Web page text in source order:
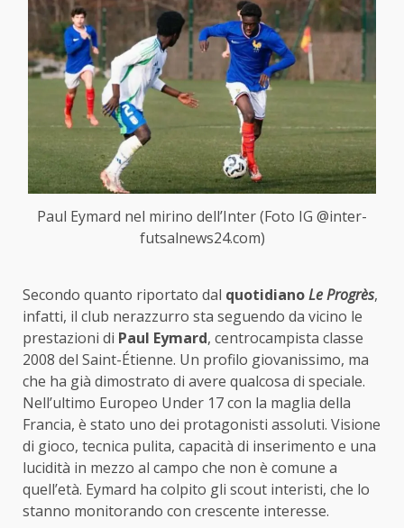
Paul Eymard nel mirino dell’Inter (Foto IG @inter-
futsalnews24.com)
Secondo quanto riportato dal quotidianoLe Progrès,
infatti, il club nerazzurro sta seguendo da vicino le
prestazioni di Paul Eymard, centrocampista classe
2008 del Saint-Étienne. Un profilo giovanissimo, ma
che ha già dimostrato di avere qualcosa di speciale.
Nell’ultimo Europeo Under 17 con la maglia della
Francia, è stato uno dei protagonisti assoluti. Visione
di gioco, tecnica pulita, capacità di inserimento e una
lucidità in mezzo al campo che non è comune a
quell’età. Eymard ha colpito gli scout interisti, che lo
stanno monitorando con crescente interesse.